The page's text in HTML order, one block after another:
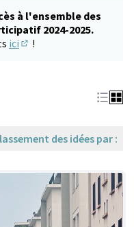
à l'ensemble des
2024-2025.
ici !
des idées par :